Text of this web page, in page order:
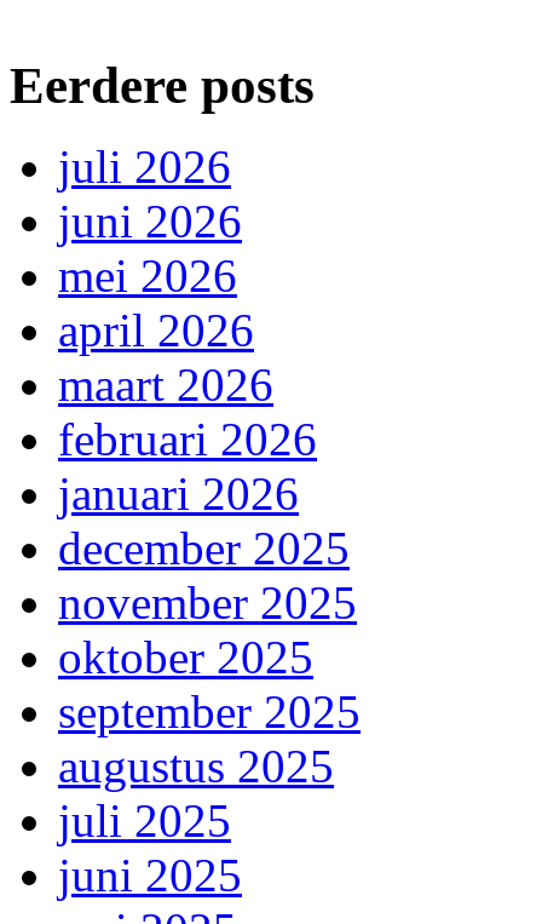
Eerdere posts
juli 2026
juni 2026
mei 2026
april 2026
maart 2026
februari 2026
januari 2026
december 2025
november 2025
oktober 2025
september 2025
augustus 2025
juli 2025
juni 2025